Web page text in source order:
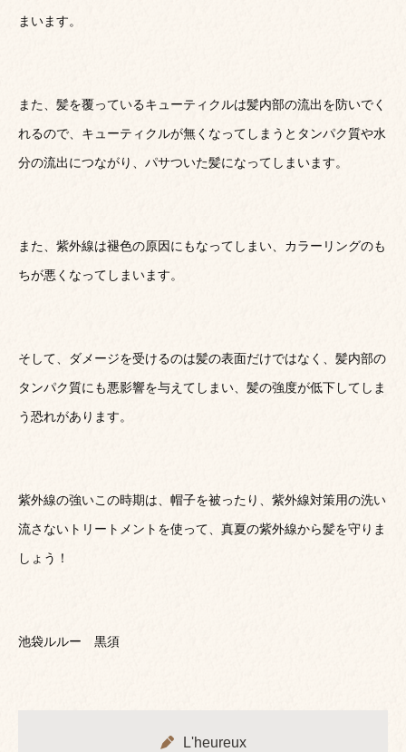
まいます。
また、髪を覆っているキューティクルは髪内部の流出を防いでく
れるので、キューティクルが無くなってしまうとタンパク質や水
分の流出につながり、パサついた髪になってしまいます。
また、紫外線は褪色の原因にもなってしまい、カラーリングのも
ちが悪くなってしまいます。
そして、ダメージを受けるのは髪の表面だけではなく、髪内部の
タンパク質にも悪影響を与えてしまい、髪の強度が低下してしま
う恐れがあります。
紫外線の強いこの時期は、帽子を被ったり、紫外線対策用の洗い
流さないトリートメントを使って、真夏の紫外線から髪を守りま
しょう！
池袋ルルー 黒須
L'heureux